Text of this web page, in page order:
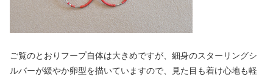
ご覧のとおりフープ自体は大きめですが、細身のスターリングシ
ルバーが緩やか卵型を描いていますので、見た目も着け心地も軽